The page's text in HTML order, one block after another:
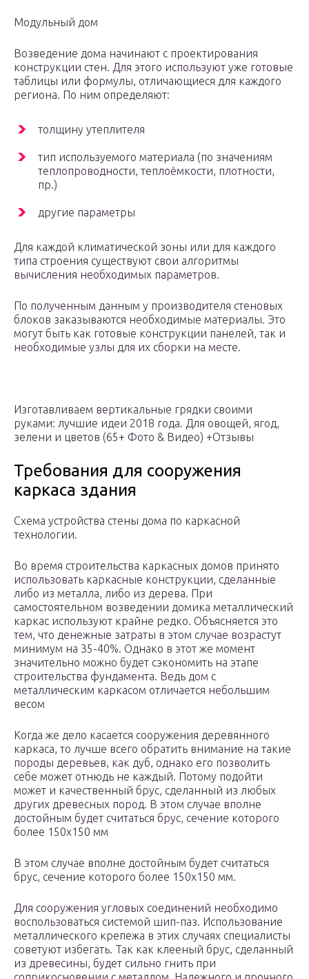
Модульный дом
Возведение дома начинают с проектирования
конструкции стен. Для этого используют уже готовые
таблицы или формулы, отличающиеся для каждого
региона. По ним определяют:
толщину утеплителя
тип используемого материала (по значениям
теплопроводности, теплоёмкости, плотности,
пр.)
другие параметры
Для каждой климатической зоны или для каждого
типа строения существуют свои алгоритмы
вычисления необходимых параметров.
По полученным данным у производителя стеновых
блоков заказываются необходимые материалы. Это
могут быть как готовые конструкции панелей, так и
необходимые узлы для их сборки на месте.
Изготавливаем вертикальные грядки своими
руками: лучшие идеи 2018 года. Для овощей, ягод,
зелени и цветов (65+ Фото & Видео) +Отзывы
Требования для сооружения
каркаса здания
Схема устройства стены дома по каркасной
технологии.
Во время строительства каркасных домов принято
использовать каркасные конструкции, сделанные
либо из металла, либо из дерева. При
самостоятельном возведении домика металлический
каркас используют крайне редко. Объясняется это
тем, что денежные затраты в этом случае возрастут
минимум на 35-40%. Однако в этот же момент
значительно можно будет сэкономить на этапе
строительства фундамента. Ведь дом с
металлическим каркасом отличается небольшим
весом
Когда же дело касается сооружения деревянного
каркаса, то лучше всего обратить внимание на такие
породы деревьев, как дуб, однако его позволить
себе может отнюдь не каждый. Потому подойти
может и качественный брус, сделанный из любых
других древесных пород. В этом случае вполне
достойным будет считаться брус, сечение которого
более 150х150 мм
В этом случае вполне достойным будет считаться
брус, сечение которого более 150х150 мм.
Для сооружения угловых соединений необходимо
воспользоваться системой шип-паз. Использование
металлического крепежа в этих случаях специалисты
советуют избегать. Так как клееный брус, сделанный
из древесины, будет сильно гнить при